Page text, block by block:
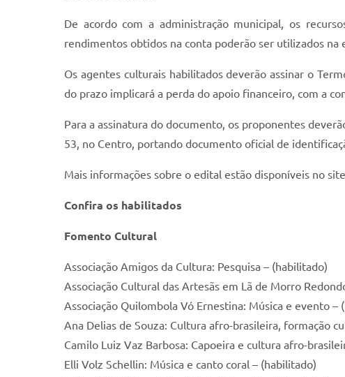
De acordo com a administração municipal, os
rendimentos obtidos na conta poderão ser utilizados na
Os agentes culturais habilitados deverão assinar o
do prazo implicará a perda do apoio financeiro, com a
Para a assinatura do documento, os proponentes
53, no Centro, portando documento oficial de
Mais informações sobre o edital estão disponíveis no
Confira os habilitados
Fomento Cultural
Associação Amigos da Cultura: Pesquisa – (habilitado)
Associação Cultural das Artesãs em Lã de Morro
Associação Quilombola Vó Ernestina: Música e evento –
Ana Delias de Souza: Cultura afro-brasileira, formação
Camilo Luiz Vaz Barbosa: Capoeira e cultura afro-
Elli Volz Schellin: Música e canto coral – (habilitado)